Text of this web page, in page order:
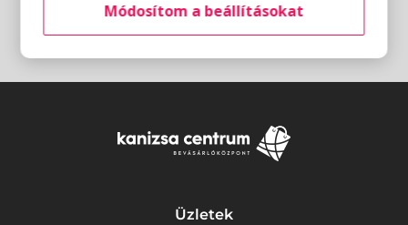
Üzletek
Módosítom a beállításokat